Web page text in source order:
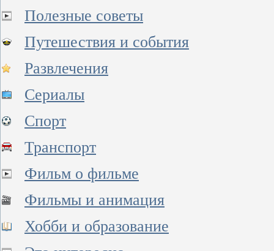
Полезные советы
Путешествия и события
Развлечения
Сериалы
Спорт
Транспорт
Фильм о фильме
Фильмы и анимация
Хобби и образование